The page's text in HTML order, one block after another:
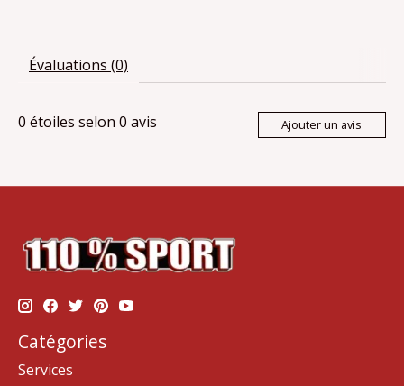
Évaluations (0)
0 étoiles selon 0 avis Ajouter un avis
Catégories
Services